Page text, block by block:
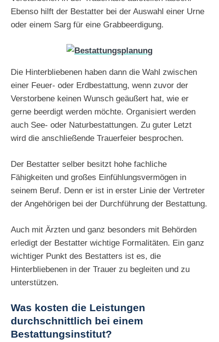
Ebenso hilft der Bestatter bei der Auswahl einer Urne
oder einem Sarg für eine Grabbeerdigung.
Die Hinterbliebenen haben dann die Wahl zwischen
einer Feuer- oder Erdbestattung, wenn zuvor der
Verstorbene keinen Wunsch geäußert hat, wie er
gerne beerdigt werden möchte. Organisiert werden
auch See- oder Naturbestattungen. Zu guter Letzt
wird die anschließende Trauerfeier besprochen.
Der Bestatter selber besitzt hohe fachliche
Fähigkeiten und großes Einfühlungsvermögen in
seinem Beruf. Denn er ist in erster Linie der Vertreter
der Angehörigen bei der Durchführung der Bestattung.
Auch mit Ärzten und ganz besonders mit Behörden
erledigt der Bestatter wichtige Formalitäten. Ein ganz
wichtiger Punkt des Bestatters ist es, die
Hinterbliebenen in der Trauer zu begleiten und zu
unterstützen.
Was kosten die Leistungen
durchschnittlich bei einem
Bestattungsinstitut?